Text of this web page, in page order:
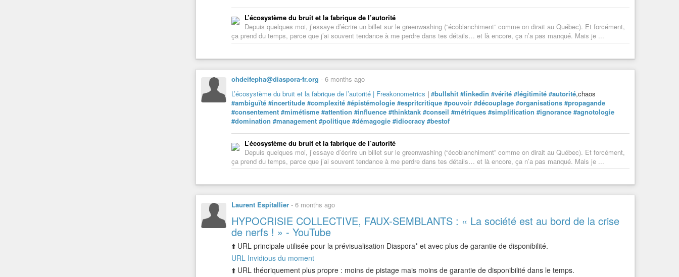
L’écosystème du bruit et la fabrique de l’autorité
Depuis quelques moi, j’essaye d’écrire un billet sur le greenwashing (“écoblanchiment” comme on dirait au Québec). Et forcément,
ça prend du temps, parce que j’ai souvent tendance à me perdre dans tes détails… et là encore, ça n’a pas manqué. Mais je ...
ohdeifepha@diaspora-fr.org - 6 months ago
L’écosystème du bruit et la fabrique de l’autorité | Freakonometrics | #bullshit #linkedin #vérité #légitimité #autorité,chaos
#ambiguïté #incertitude #complexité #épistémologie #espritcritique #pouvoir #découplage #organisations #propagande
#consentement #mimétisme #attention #influence #thinktank #conseil #métriques #simplification #ignorance #agnotologie
#domination #management #politique #démagogie #idiocracy #bestof
L’écosystème du bruit et la fabrique de l’autorité
Depuis quelques moi, j’essaye d’écrire un billet sur le greenwashing (“écoblanchiment” comme on dirait au Québec). Et forcément,
ça prend du temps, parce que j’ai souvent tendance à me perdre dans tes détails… et là encore, ça n’a pas manqué. Mais je ...
Laurent Espitallier - 6 months ago
HYPOCRISIE COLLECTIVE, FAUX-SEMBLANTS : « La société est au bord de la crise
de nerfs ! » - YouTube
⬆️ URL principale utilisée pour la prévisualisation Diaspora* et avec plus de garantie de disponibilité.
URL Invidious du moment
⬆️ URL théoriquement plus propre : moins de pistage mais moins de garantie de disponibilité dans le temps.